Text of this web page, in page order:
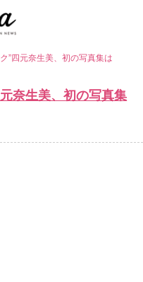
”四元奈生美、初の写真集は
奈生美、初の写真集